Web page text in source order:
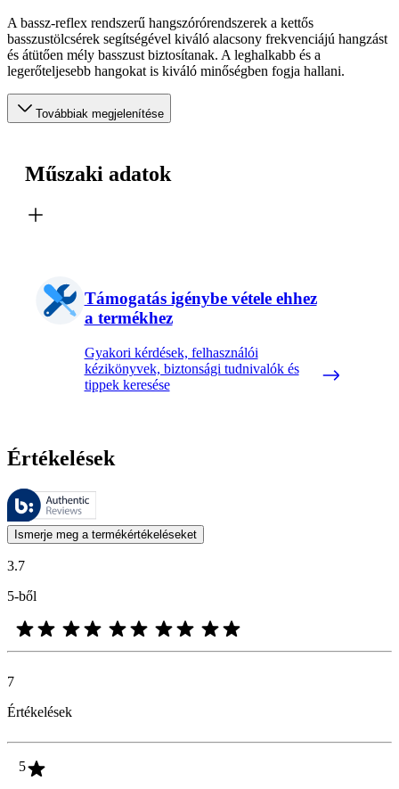
A bassz-reflex rendszerű hangszórórendszerek a kettős
basszustölcsérek segítségével kiváló alacsony frekvenciájú hangzást
és átütően mély basszust biztosítanak. A leghalkabb és a
legerőteljesebb hangokat is kiváló minőségben fogja hallani.
Továbbiak megjelenítése
Műszaki adatok
Támogatás igénybe vétele ehhez
a termékhez
Gyakori kérdések, felhasználói
kézikönyvek, biztonsági tudnivalók és
tippek keresése
Értékelések
Ezeket az értékeléseket a Bazaarvoice kezeli, és megfelelnek a
A termékbesorolás és csillagos besorolás formájában kifejezett
Ismerje meg a termékértékeléseket
3.7
5-ből
7
Értékelések
5